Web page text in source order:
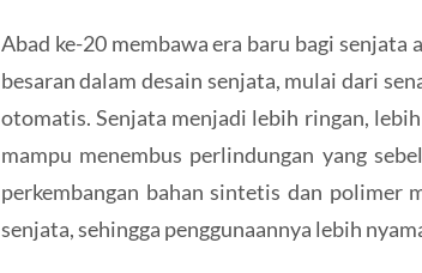
Abad ke-20 membawa era baru bagi senjata
besaran dalam desain senjata, mulai dari
otomatis. Senjata menjadi lebih ringan,
mampu menembus perlindungan yang
perkembangan bahan sintetis dan polimer
senjata, sehingga penggunaannya lebih